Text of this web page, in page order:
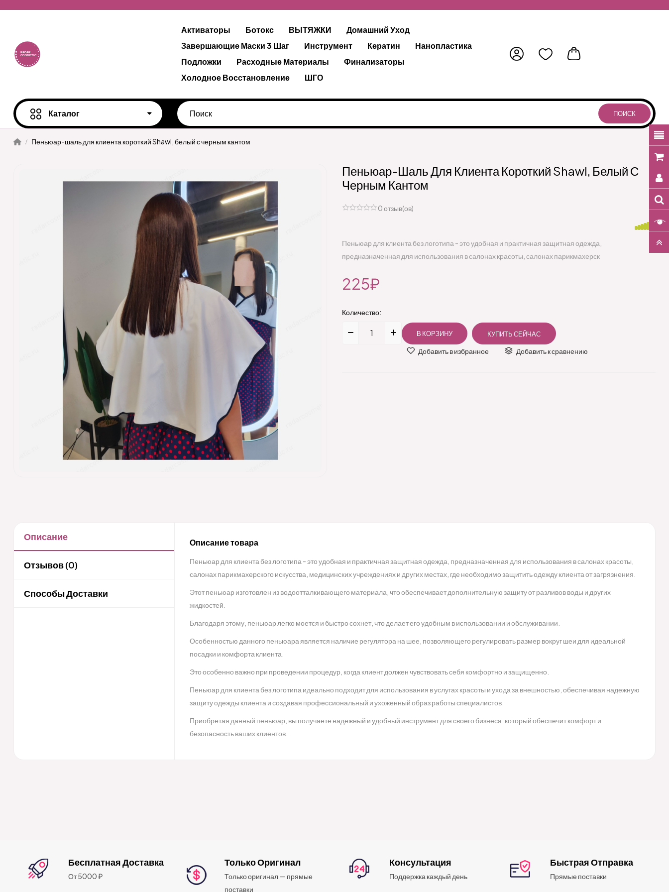
Активаторы Ботокс ВЫТЯЖКИ
Домашний Уход
Завершающие Маски 3 Шаг
Инструмент Кератин
Нанопластика
Подложки
Расходные Материалы
Финализаторы
Холодное Восстановление
ШГО
Каталог ПОИСК
Пеньюар-шаль для клиента короткий Shawl, белый с черным кантом
Пеньюар-Шаль Для Клиента Короткий Shawl, Белый С
Черным Кантом
0 отзыв(ов)
Пеньюар для клиента без логотипа - это удобная и практичная защитная одежда,
предназначенная для использования в салонах красоты, салонах парикмахерск
225₽
Количество:
Добавить в избранное Добавить к сравнению
Описание
Отзывов (0)
Способы Доставки
Описание товара
Пеньюар для клиента без логотипа - это удобная и практичная защитная одежда, предназначенная для использования в салонах красоты,
салонах парикмахерского искусства, медицинских учреждениях и других местах, где необходимо защитить одежду клиента от загрязнения.
Этот пеньюар изготовлен из водоотталкивающего материала, что обеспечивает дополнительную защиту от разливов воды и других
жидкостей.
Благодаря этому, пеньюар легко моется и быстро сохнет, что делает его удобным в использовании и обслуживании.
Особенностью данного пеньюара является наличие регулятора на шее, позволяющего регулировать размер вокруг шеи для идеальной
посадки и комфорта клиента.
Это особенно важно при проведении процедур, когда клиент должен чувствовать себя комфортно и защищенно.
Пеньюар для клиента без логотипа идеально подходит для использования в услугах красоты и ухода за внешностью, обеспечивая надежную
защиту одежды клиента и создавая профессиональный и ухоженный образ работы специалистов.
Приобретая данный пеньюар, вы получаете надежный и удобный инструмент для своего бизнеса, который обеспечит комфорт и
безопасность ваших клиентов.
Бесплатная Доставка
От 5000 ₽
Только Оригинал
Только оригинал — прямые
поставки
Консультация
Поддержка каждый день
Быстрая Отправка
Прямые поставки